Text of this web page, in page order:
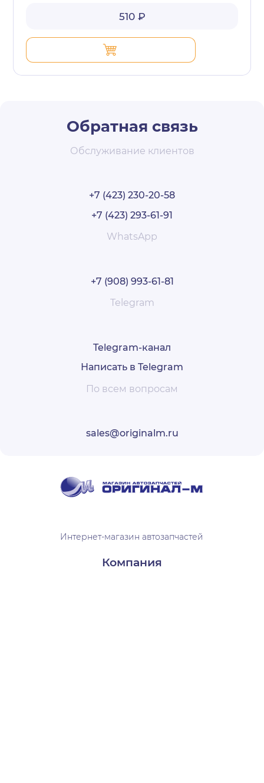
510 ₽
Обратная связь
Обслуживание клиентов
+7 (423) 230-20-58
+7 (423) 293-61-91
WhatsApp
+7 (908) 993-61-81
Telegram
Telegram-канал
Написать в Telegram
По всем вопросам
sales@originalm.ru
Интернет-магазин автозапчастей
Компания